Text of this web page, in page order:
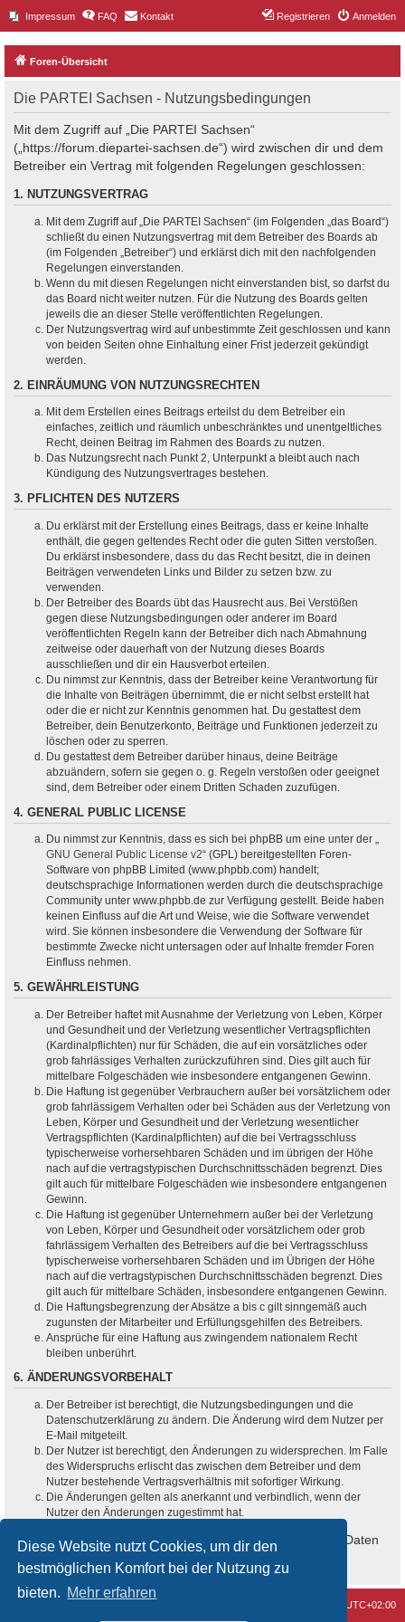
Diese Website nutzt Cookies, um dir den
bestmöglichen Komfort bei der Nutzung zu
bieten. Mehr erfahren
Impressum FAQ Kontakt Anmelden
Registrieren
Foren-Übersicht
Die PARTEI Sachsen - Nutzungsbedingungen
Mit dem Zugriff auf „Die PARTEI Sachsen“
(„https://forum.diepartei-sachsen.de“) wird zwischen dir und dem
Betreiber ein Vertrag mit folgenden Regelungen geschlossen:
1. NUTZUNGSVERTRAG
Mit dem Zugriff auf „Die PARTEI Sachsen“ (im Folgenden „das Board“)
schließt du einen Nutzungsvertrag mit dem Betreiber des Boards ab
(im Folgenden „Betreiber“) und erklärst dich mit den nachfolgenden
Regelungen einverstanden.
Wenn du mit diesen Regelungen nicht einverstanden bist, so darfst du
das Board nicht weiter nutzen. Für die Nutzung des Boards gelten
jeweils die an dieser Stelle veröffentlichten Regelungen.
Der Nutzungsvertrag wird auf unbestimmte Zeit geschlossen und kann
von beiden Seiten ohne Einhaltung einer Frist jederzeit gekündigt
werden.
2. EINRÄUMUNG VON NUTZUNGSRECHTEN
Mit dem Erstellen eines Beitrags erteilst du dem Betreiber ein
einfaches, zeitlich und räumlich unbeschränktes und unentgeltliches
Recht, deinen Beitrag im Rahmen des Boards zu nutzen.
Das Nutzungsrecht nach Punkt 2, Unterpunkt a bleibt auch nach
Kündigung des Nutzungsvertrages bestehen.
3. PFLICHTEN DES NUTZERS
Du erklärst mit der Erstellung eines Beitrags, dass er keine Inhalte
enthält, die gegen geltendes Recht oder die guten Sitten verstoßen.
Du erklärst insbesondere, dass du das Recht besitzt, die in deinen
Beiträgen verwendeten Links und Bilder zu setzen bzw. zu
verwenden.
Der Betreiber des Boards übt das Hausrecht aus. Bei Verstößen
gegen diese Nutzungsbedingungen oder anderer im Board
veröffentlichten Regeln kann der Betreiber dich nach Abmahnung
zeitweise oder dauerhaft von der Nutzung dieses Boards
ausschließen und dir ein Hausverbot erteilen.
Du nimmst zur Kenntnis, dass der Betreiber keine Verantwortung für
die Inhalte von Beiträgen übernimmt, die er nicht selbst erstellt hat
oder die er nicht zur Kenntnis genommen hat. Du gestattest dem
Betreiber, dein Benutzerkonto, Beiträge und Funktionen jederzeit zu
löschen oder zu sperren.
Du gestattest dem Betreiber darüber hinaus, deine Beiträge
abzuändern, sofern sie gegen o. g. Regeln verstoßen oder geeignet
sind, dem Betreiber oder einem Dritten Schaden zuzufügen.
4. GENERAL PUBLIC LICENSE
Du nimmst zur Kenntnis, dass es sich bei phpBB um eine unter der „
GNU General Public License v2“ (GPL) bereitgestellten Foren-
Software von phpBB Limited (www.phpbb.com) handelt;
deutschsprachige Informationen werden durch die deutschsprachige
Community unter www.phpbb.de zur Verfügung gestellt. Beide haben
keinen Einfluss auf die Art und Weise, wie die Software verwendet
wird. Sie können insbesondere die Verwendung der Software für
bestimmte Zwecke nicht untersagen oder auf Inhalte fremder Foren
Einfluss nehmen.
5. GEWÄHRLEISTUNG
Der Betreiber haftet mit Ausnahme der Verletzung von Leben, Körper
und Gesundheit und der Verletzung wesentlicher Vertragspflichten
(Kardinalpflichten) nur für Schäden, die auf ein vorsätzliches oder
grob fahrlässiges Verhalten zurückzuführen sind. Dies gilt auch für
mittelbare Folgeschäden wie insbesondere entgangenen Gewinn.
Die Haftung ist gegenüber Verbrauchern außer bei vorsätzlichem oder
grob fahrlässigem Verhalten oder bei Schäden aus der Verletzung von
Leben, Körper und Gesundheit und der Verletzung wesentlicher
Vertragspflichten (Kardinalpflichten) auf die bei Vertragsschluss
typischerweise vorhersehbaren Schäden und im übrigen der Höhe
nach auf die vertragstypischen Durchschnittsschäden begrenzt. Dies
gilt auch für mittelbare Folgeschäden wie insbesondere entgangenen
Gewinn.
Die Haftung ist gegenüber Unternehmern außer bei der Verletzung
von Leben, Körper und Gesundheit oder vorsätzlichem oder grob
fahrlässigem Verhalten des Betreibers auf die bei Vertragsschluss
typischerweise vorhersehbaren Schäden und im Übrigen der Höhe
nach auf die vertragstypischen Durchschnittsschäden begrenzt. Dies
gilt auch für mittelbare Schäden, insbesondere entgangenen Gewinn.
Die Haftungsbegrenzung der Absätze a bis c gilt sinngemäß auch
zugunsten der Mitarbeiter und Erfüllungsgehilfen des Betreibers.
Ansprüche für eine Haftung aus zwingendem nationalem Recht
bleiben unberührt.
6. ÄNDERUNGSVORBEHALT
Der Betreiber ist berechtigt, die Nutzungsbedingungen und die
Datenschutzerklärung zu ändern. Die Änderung wird dem Nutzer per
E-Mail mitgeteilt.
Der Nutzer ist berechtigt, den Änderungen zu widersprechen. Im Falle
des Widerspruchs erlischt das zwischen dem Betreiber und dem
Nutzer bestehende Vertragsverhältnis mit sofortiger Wirkung.
Die Änderungen gelten als anerkannt und verbindlich, wenn der
Nutzer den Änderungen zugestimmt hat.
Informationen über den Umgang mit deinen persönlichen Daten
sind in der Datenschutzerklärung enthalten.
UTC+02:00